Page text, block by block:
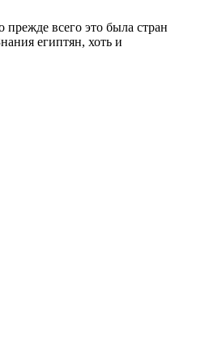
всего это была стран
египтян, хоть и